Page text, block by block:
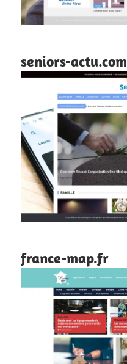
seniors-actu.com
france-map.fr